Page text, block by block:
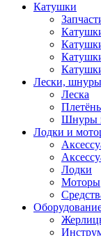
Катушки
Лески, шнуры
Леска
Шнуры
Лодки и
Лодки
Моторы